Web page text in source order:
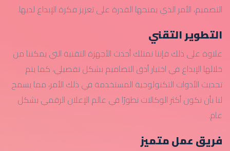
التصميم، الأمر الذي يمنحها القدرة على تعزيز فكرة الإبداع لديها.
التطوير التقني
علاوة على ذلك فإننا نمتلك أحدث الأجهزة التقنية التي يمكننا من
خلالها الإبداع في اختيار أدق التصاميم بشكل تفصيلي، كما يتم
تحديث الأدوات التكنولوجية المستخدمة في ذلك الأمر، مما يسمح
لنا بأن نكون أكثر الوكالات تطورًا في عالم الإعلان الرقمي بشكل
عام.
فريق عمل متميز